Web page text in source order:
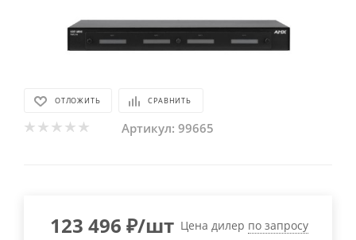
ОТЛОЖИТЬ СРАВНИТЬ
Артикул: 99665
123 496 ₽/шт Цена дилер по запросу